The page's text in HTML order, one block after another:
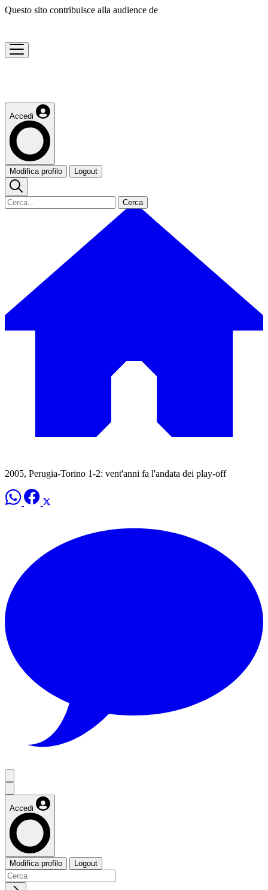
Questo sito contribuisce alla audience de
Accedi
Modifica profilo Logout
Cerca
2005, Perugia-Torino 1-2: vent'anni fa l'andata dei play-off
Accedi
Modifica profilo Logout